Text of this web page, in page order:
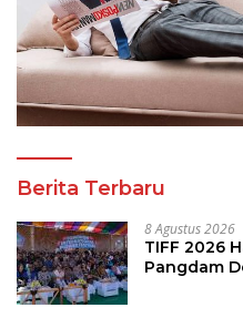
Berita Terbaru
8 Agustus 2026
TIFF 2026
Pangdam